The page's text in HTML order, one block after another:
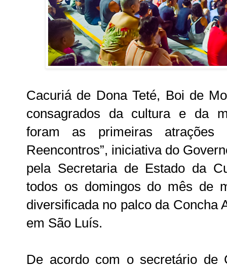
Cacuriá de Dona Teté, Boi de
consagrados da cultura e da
foram as primeiras atrações
Reencontros”, iniciativa do
pela Secretaria de Estado da
todos os domingos do mês de
diversificada no palco da Concha
em São Luís.
De acordo com o secretário de